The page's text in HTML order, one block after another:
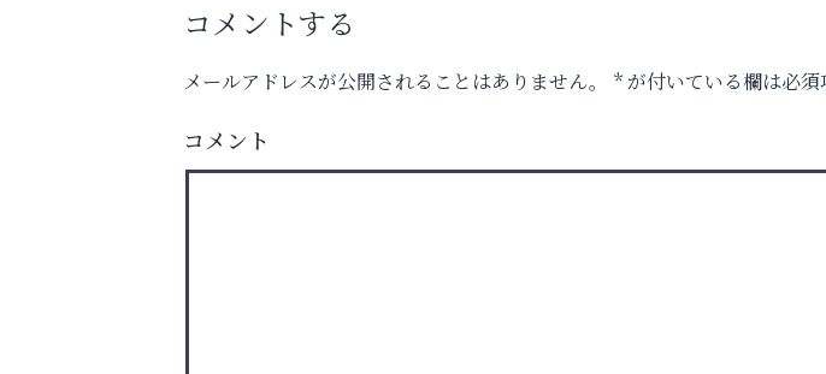
OTTO南芦屋浜皮膚科クリニック、開院！
便利屋ファースト
コメントする
メールアドレスが公開されることはありません。 *が付いている欄は必須
コメント